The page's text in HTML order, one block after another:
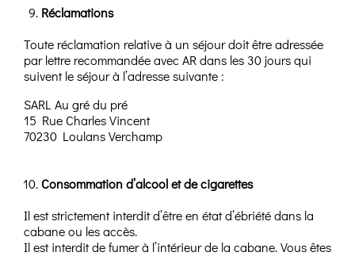
Réclamations
Toute réclamation relative à un séjour doit être adressée
par lettre recommandée avec AR dans les 30 jours qui
suivent le séjour à l’adresse suivante :
SARL Au gré du pré
15 Rue Charles Vincent
70230 Loulans Verchamp
Consommation d’alcool et de cigarettes
Il est strictement interdit d’être en état d’ébriété dans la
cabane ou les accès.
Il est interdit de fumer à l’intérieur de la cabane. Vous êtes